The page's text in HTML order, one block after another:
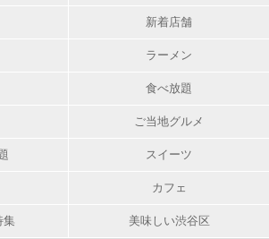
新着店舗
ラーメン
食べ放題
ご当地グルメ
スイーツ
カフェ
集 美味しい渋谷区